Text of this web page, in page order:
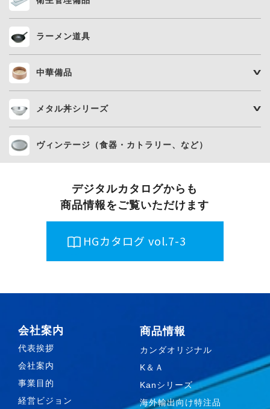
ラーメン道具
中華備品
メタル丼シリーズ
ヴィンテージ（食器・カトラリー、など）
デジタルカタログからも
商品情報をご覧いただけます
HGカタログ vol.7-3
会社案内
代表挨拶
会社案内
事業目的
経営ビジョン
商品情報
カンダオリジナル
K＆Ａ
Kanシリーズ
海外輸出向け特注品